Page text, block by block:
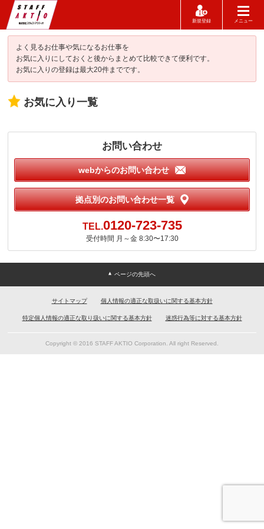
新規登録 メニュー
よく見るお仕事や気になるお仕事を
お気に入りにしておくと後からまとめて比較できて便利です。
お気に入りの登録は最大20件までです。
お気に入り一覧
お問い合わせ
webからのお問い合わせ
拠点別のお問い合わせ一覧
TEL.0120-723-735
受付時間 月～金 8:30〜17:30
ページの先頭へ
サイトマップ 個人情報の適正な取扱いに関する基本方針
特定個人情報の適正な取り扱いに関する基本方針 迷惑行為等に対する基本方針
Copyright © 2016 STAFF AKTIO Corporation. All right Reserved.